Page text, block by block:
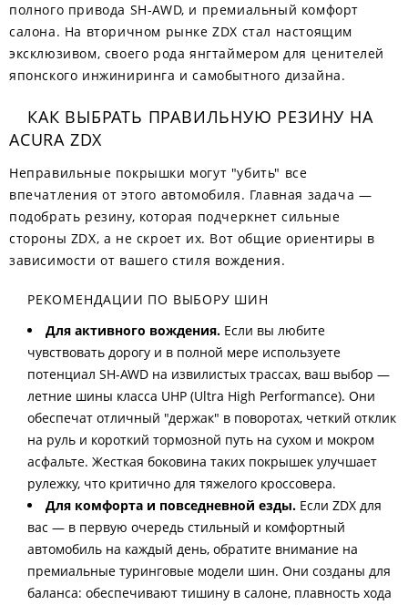
полного привода SH-AWD, и премиальный комфорт
салона. На вторичном рынке ZDX стал настоящим
эксклюзивом, своего рода янгтаймером для ценителей
японского инжиниринга и самобытного дизайна.
КАК ВЫБРАТЬ ПРАВИЛЬНУЮ РЕЗИНУ НА
ACURA ZDX
Неправильные покрышки могут "убить" все
впечатления от этого автомобиля. Главная задача —
подобрать резину, которая подчеркнет сильные
стороны ZDX, а не скроет их. Вот общие ориентиры в
зависимости от вашего стиля вождения.
РЕКОМЕНДАЦИИ ПО ВЫБОРУ ШИН
Для активного вождения. Если вы любите
чувствовать дорогу и в полной мере используете
потенциал SH-AWD на извилистых трассах, ваш выбор —
летние шины класса UHP (Ultra High Performance). Они
обеспечат отличный "держак" в поворотах, четкий отклик
на руль и короткий тормозной путь на сухом и мокром
асфальте. Жесткая боковина таких покрышек улучшает
рулежку, что критично для тяжелого кроссовера.
Для комфорта и повседневной езды. Если ZDX для
вас — в первую очередь стильный и комфортный
автомобиль на каждый день, обратите внимание на
премиальные туринговые модели шин. Они созданы для
баланса: обеспечивают тишину в салоне, плавность хода